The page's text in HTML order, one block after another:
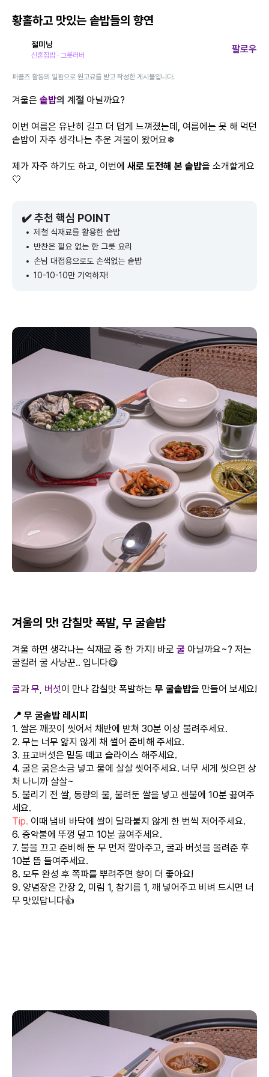
황홀하고 맛있는 솥밥들의 향연
절미닝
신혼집밥 · 그릇러버
팔로우
퍼플즈 활동의 일환으로 원고료를 받고 작성한 게시물입니다.
겨울은 솥밥의 계절 아닐까요?
이번 여름은 유난히 길고 더 덥게 느껴졌는데, 여름에는 못 해 먹던
솥밥이 자주 생각나는 추운 겨울이 왔어요❄
제가 자주 하기도 하고, 이번에 새로 도전해 본 솥밥을 소개할게요
🤍
✔️ 추천 핵심 POINT
제철 식재료를 활용한 솥밥
반찬은 필요 없는 한 그릇 요리
손님 대접용으로도 손색없는 솥밥
10-10-10만 기억하자!
겨울의 맛! 감칠맛 폭발, 무 굴솥밥
겨울 하면 생각나는 식재료 중 한 가지! 바로 굴 아닐까요~? 저는
굴킬러 굴 사냥꾼.. 입니다😋
굴과무, 버섯이 만나 감칠맛 폭발하는 무 굴솥밥을 만들어 보세요!
📍 무 굴솥밥 레시피
1. 쌀은 깨끗이 씻어서 채반에 받쳐 30분 이상 불려주세요.
2. 무는 너무 얇지 않게 채 썰어 준비해 주세요.
3. 표고버섯은 밑동 떼고 슬라이스 해주세요.
4. 굴은 굵은소금 넣고 물에 살살 씻어주세요. 너무 세게 씻으면 상
처 나니까 살살~
5. 불리기 전 쌀, 동량의 물, 불려둔 쌀을 넣고 센불에 10분 끓여주
세요.
Tip. 이때 냄비 바닥에 쌀이 달라붙지 않게 한 번씩 저어주세요.
6. 중약불에 뚜껑 덮고 10분 끓여주세요.
7. 불을 끄고 준비해 둔 무 먼저 깔아주고, 굴과 버섯을 올려준 후
10분 뜸 들여주세요.
8. 모두 완성 후 쪽파를 뿌려주면 향이 더 좋아요!
9. 양념장은 간장 2, 미림 1, 참기름 1, 깨 넣어주고 비벼 드시면 너
무 맛있답니다👍